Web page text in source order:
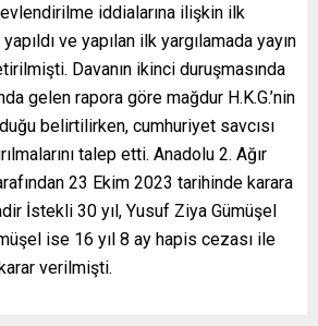
evlendirilme iddialarına ilişkin ilk
ve yapılan ilk yargılamada yayın
Davanın ikinci duruşmasında
gelen rapora göre mağdur H.K.G.’nin
belirtilirken, cumhuriyet savcısı
talep etti. Anadolu 2. Ağır
23 Ekim 2023 tarihinde karara
İstekli 30 yıl, Yusuf Ziya Gümüşel
ise 16 yıl 8 ay hapis cezası ile
verilmişti.